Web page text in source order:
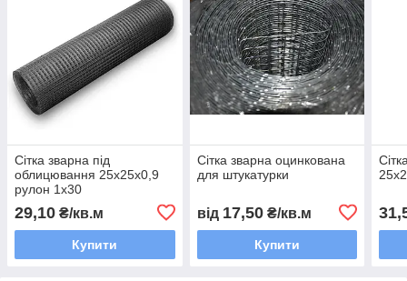
Сітка зварна під
облицювання 25х25х0,9
рулон 1х30
29,10 ₴/кв.м
Купити
Сітка зварна оцинкована
для штукатурки
від 17,50₴/кв.м
Купити